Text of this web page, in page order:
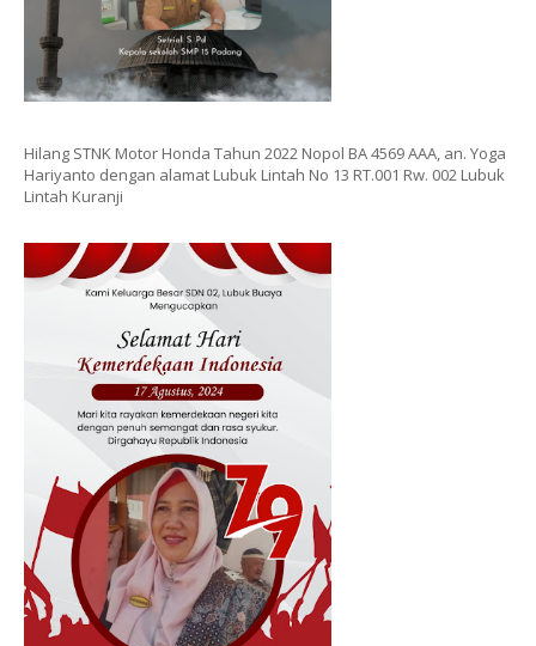
Hilang STNK Motor Honda Tahun 2022 Nopol BA 4569 AAA, an. Yoga
Hariyanto dengan alamat Lubuk Lintah No 13 RT.001 Rw. 002 Lubuk
Lintah Kuranji